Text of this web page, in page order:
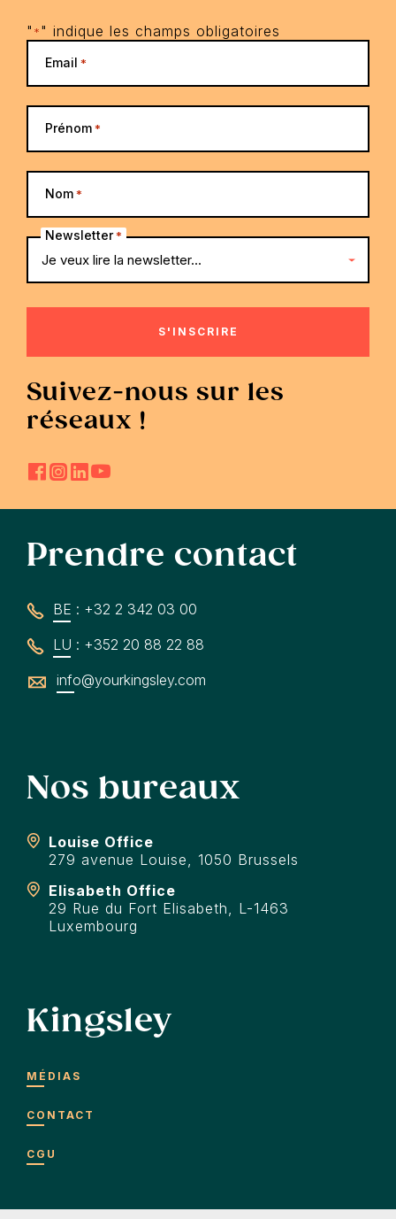
" *" indique les champs obligatoires
Email *
Prénom *
Nom *
Newsletter *
Suivez-nous sur les
réseaux !
Prendre contact
BE : +32 2 342 03 00
LU : +352 20 88 22 88
info@yourkingsley.com
Nos bureaux
Louise Office
279 avenue Louise, 1050 Brussels
Elisabeth Office
29 Rue du Fort Elisabeth, L-1463
Luxembourg
Kingsley
MÉDIAS
CONTACT
CGU